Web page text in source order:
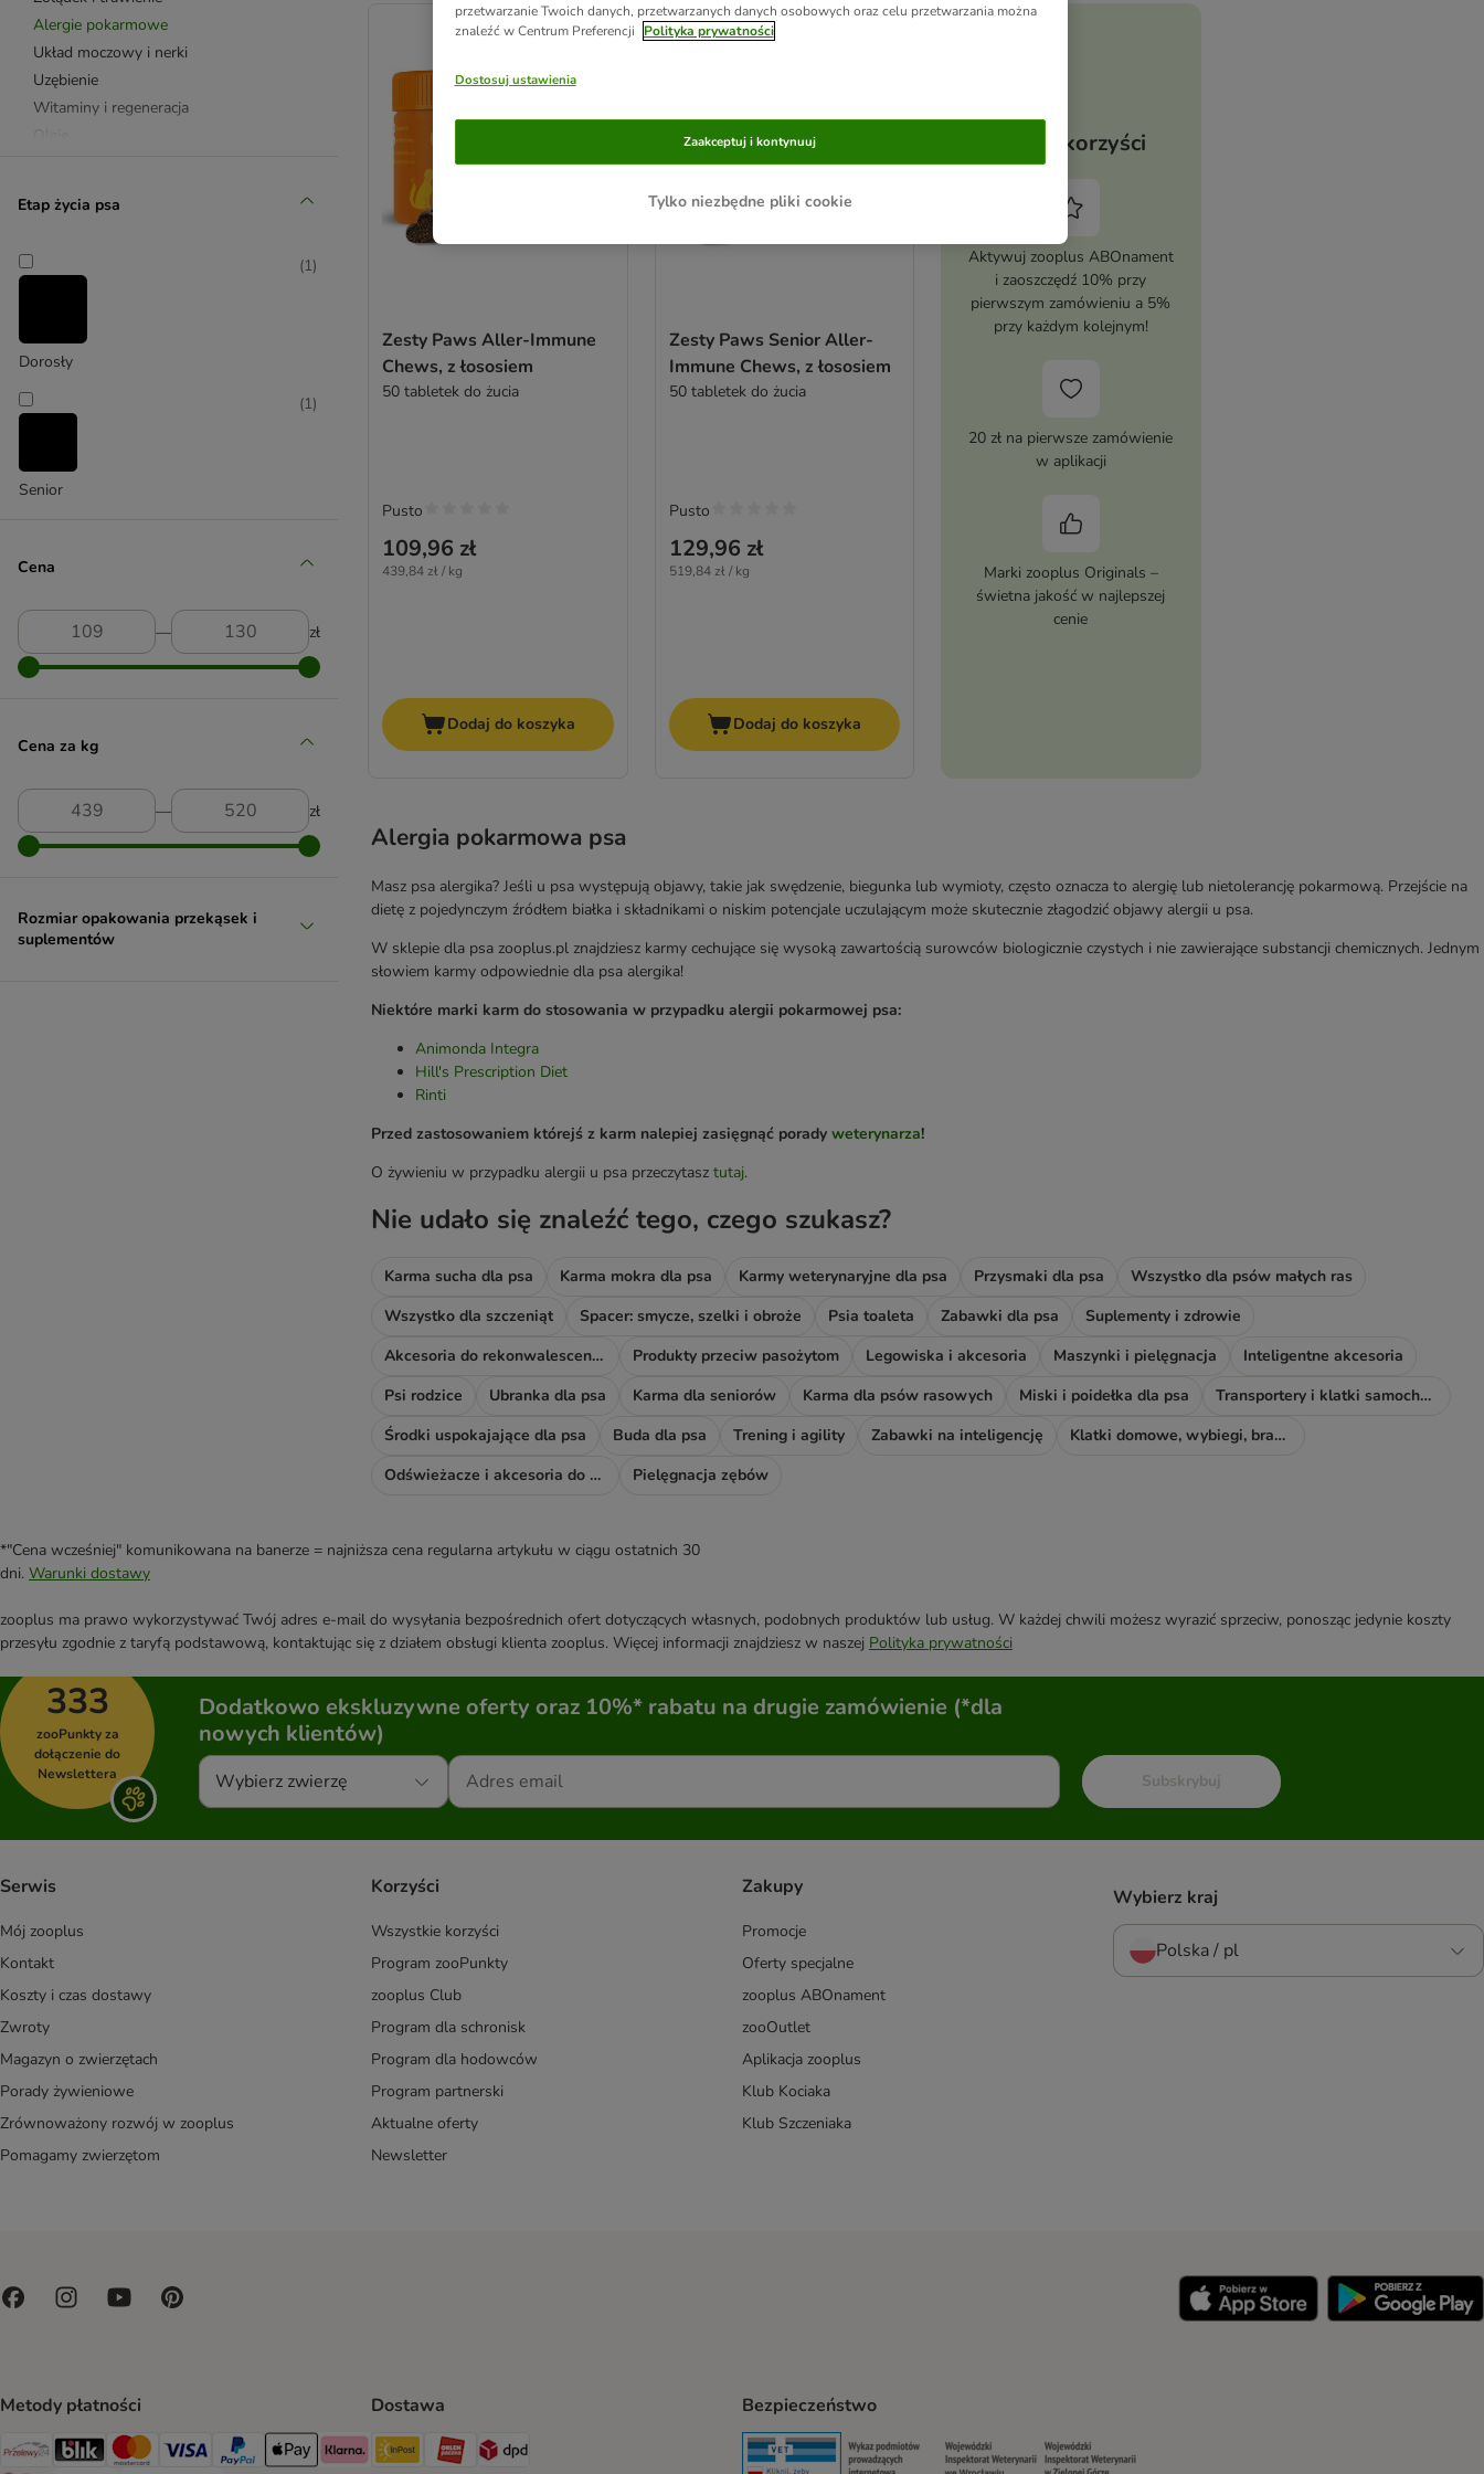
Alergie pokarmowe
Układ moczowy i nerki
Uzębienie
Witaminy i regeneracja
8in1 Vitality
Caniland
Cosequin
Happy Dog
Impromune
Luposan
Oleum Canis
Paws & Patch
Pedigree
PURINA Pro Plan Veterinary Diets
Virbac
Etap życia psa
Dorosły
(1)
Senior
(1)
Cena
― zł
Cena za kg
― zł
Rozmiar opakowania przekąsek i
suplementów
Zesty Paws Aller-Immune
Chews, z łososiem
50 tabletek do żucia
109,96 zł
439,84 zł / kg
Pusto
Dodaj do koszyka
Zesty Paws Senior Aller-
Immune Chews, z łososiem
50 tabletek do żucia
129,96 zł
519,84 zł / kg
Pusto
Dodaj do koszyka
Twoje korzyści
Aktywuj zooplus ABOnament
i zaoszczędź 10% przy
pierwszym zamówieniu a 5%
przy każdym kolejnym!
20 zł na pierwsze zamówienie
w aplikacji
Marki zooplus Originals –
świetna jakość w najlepszej
cenie
Alergia pokarmowa psa
Masz psa alergika? Jeśli u psa występują objawy, takie jak swędzenie, biegunka lub wymioty, często oznacza to alergię lub nietolerancję pokarmową. Przejście na
dietę z pojedynczym źródłem białka i składnikami o niskim potencjale uczulającym może skutecznie złagodzić objawy alergii u psa.
W sklepie dla psa zooplus.pl znajdziesz karmy cechujące się wysoką zawartością surowców biologicznie czystych i nie zawierające substancji chemicznych. Jednym
słowiem karmy odpowiednie dla psa alergika!
Niektóre marki karm do stosowania w przypadku alergii pokarmowej psa:
Animonda Integra
Hill's Prescription Diet
Rinti
Przed zastosowaniem którejś z karm nalepiej zasięgnąć porady weterynarza!
O żywieniu w przypadku alergii u psa przeczytasz tutaj.
Nie udało się znaleźć tego, czego szukasz?
Karma sucha dla psa Karma mokra dla psa Karmy weterynaryjne dla psa Przysmaki dla psa
Wszystko dla psów małych ras
Wszystko dla szczeniąt
Spacer: smycze, szelki i obroże Psia toaleta Zabawki dla psa
Suplementy i zdrowie
Akcesoria do rekonwalescencji
Produkty przeciw pasożytom Legowiska i akcesoria Maszynki i pielęgnacja
Inteligentne akcesoria
Psi rodzice
Ubranka dla psa Karma dla seniorów Karma dla psów rasowych Miski i poidełka dla psa
Transportery i klatki samochodowe
Środki uspokajające dla psa
Buda dla psa Trening i agility Zabawki na inteligencję
Klatki domowe, wybiegi, bramki i rampy
Odświeżacze i akcesoria do sprzątania
Pielęgnacja zębów
*"Cena wcześniej" komunikowana na banerze = najniższa cena regularna artykułu w ciągu ostatnich 30
dni. Warunki dostawy
zooplus ma prawo wykorzystywać Twój adres e-mail do wysyłania bezpośrednich ofert dotyczących własnych, podobnych produktów lub usług. W każdej chwili możesz wyrazić sprzeciw, ponosząc jedynie koszty
przesyłu zgodnie z taryfą podstawową, kontaktując się z działem obsługi klienta zooplus. Więcej informacji znajdziesz w naszej Polityka prywatności
333
zooPunkty za
dołączenie do
Newslettera
Dodatkowo ekskluzywne oferty oraz 10%* rabatu na drugie zamówienie (*dla
nowych klientów)
Wybierz zwierzę Subskrybuj
Serwis
Mój zooplus
Kontakt
Koszty i czas dostawy
Zwroty
Magazyn o zwierzętach
Porady żywieniowe
Zrównoważony rozwój w zooplus
Pomagamy zwierzętom
Korzyści
Wszystkie korzyści
Program zooPunkty
zooplus Club
Program dla schronisk
Program dla hodowców
Program partnerski
Aktualne oferty
Newsletter
Zakupy
Promocje
Oferty specjalne
zooplus ABOnament
zooOutlet
Aplikacja zooplus
Klub Kociaka
Klub Szczeniaka
Wybierz kraj
Polska / pl
Metody płatności
Przelewy24 Payment Method
Blik Payment Method
MasterCard Payment Method
Visa Payment Method
PayPal Payment Method
Apple Pay Payment Method
Klarna Payment Method
Dostawa
Paczkomat® Shipping Method
ORLEN Paczka Shipping Method
Bezpieczeństwo
Security Security Security
przetwarzanie Twoich danych, przetwarzanych danych osobowych oraz celu przetwarzania można
znaleźć w Centrum Preferencji
Polityka prywatności
Dostosuj ustawienia
Tylko niezbędne pliki cookie
Zaakceptuj i kontynuuj